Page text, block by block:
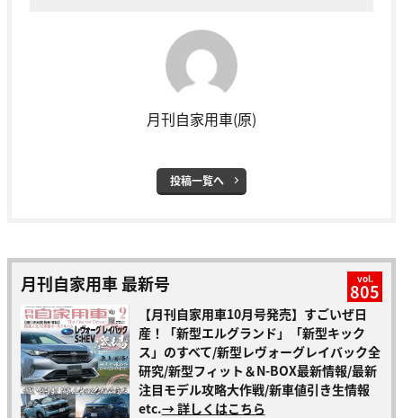
月刊自家用車(原)
投稿一覧へ
月刊自家用車 最新号 vol.
805
【月刊自家用車10月号発売】すごいぜ日
産！「新型エルグランド」「新型キック
ス」のすべて/新型レヴォーグレイバック全
研究/新型フィット＆N-BOX最新情報/最新
注目モデル攻略大作戦/新車値引き生情報
etc.→ 詳しくはこちら